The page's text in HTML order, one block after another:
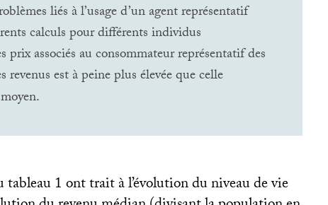
liés à l’usage d’un agent représentatif
calculs pour différents individus
prix associés au consommateur représentatif des
est à peine plus élevée que celle
1 ont trait à l’évolution du niveau de vie